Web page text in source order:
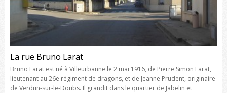
La rue Bruno Larat
Bruno Larat est né à Villeurbanne le 2 mai 1916, de Pierre Simon Larat,
lieutenant au 26e régiment de dragons, et de Jeanne Prudent, originaire
de Verdun-sur-le-Doubs. Il grandit dans le quartier de Jabelin et